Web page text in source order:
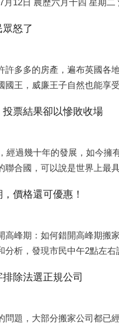
怒了
許多多的房產，遍布英國各
國王，威廉王子自然也能享
票結果卻以慘敗收場
經過幾十年的發展，如今擁
聯合國，可以說是世界上最
價格還可優惠！
高峰期：如何錯開高峰期搬
分析，發現市民中午2點左右
除法選正規公司
問題，大部分搬家公司都已